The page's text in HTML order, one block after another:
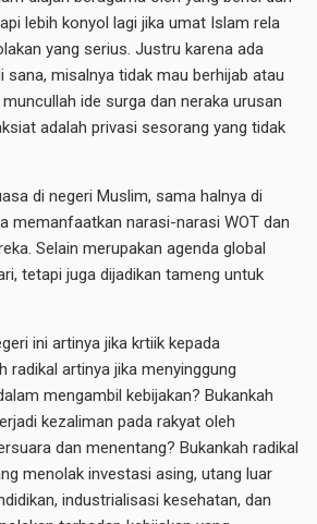
lebih konyol lagi jika umat Islam rela
yang serius. Justru karena ada
sana, misalnya tidak mau berhijab atau
ide surga dan neraka urusan
adalah privasi sesorang yang tidak
di negeri Muslim, sama halnya di
memanfaatkan narasi-narasi WOT dan
Selain merupakan agenda global
tetapi juga dijadikan tameng untuk
ini artinya jika krtiik kepada
radikal artinya jika menyinggung
mengambil kebijakan? Bukankah
kezaliman pada rakyat oleh
dan menentang? Bukankah radikal
menolak investasi asing, utang luar
industrialisasi kesehatan, dan